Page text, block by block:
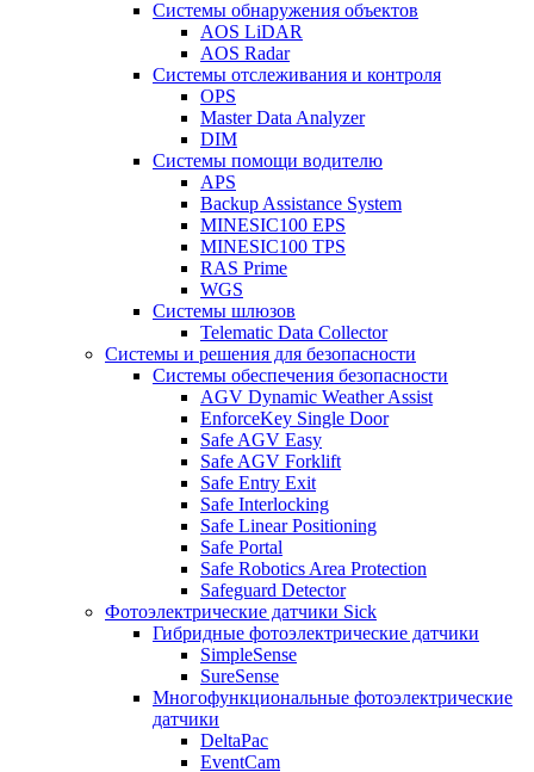
Системы обнаружения объектов
AOS LiDAR
AOS Radar
Системы отслеживания и контроля
OPS
Master Data Analyzer
DIM
Системы помощи водителю
APS
Backup Assistance System
MINESIC100 EPS
MINESIC100 TPS
RAS Prime
WGS
Системы шлюзов
Telematic Data Collector
Системы и решения для безопасности
Системы обеспечения безопасности
AGV Dynamic Weather Assist
EnforceKey Single Door
Safe AGV Easy
Safe AGV Forklift
Safe Entry Exit
Safe Interlocking
Safe Linear Positioning
Safe Portal
Safe Robotics Area Protection
Safeguard Detector
Фотоэлектрические датчики Sick
Гибридные фотоэлектрические датчики
SimpleSense
SureSense
Многофункциональные фотоэлектрические
датчики
DeltaPac
EventCam